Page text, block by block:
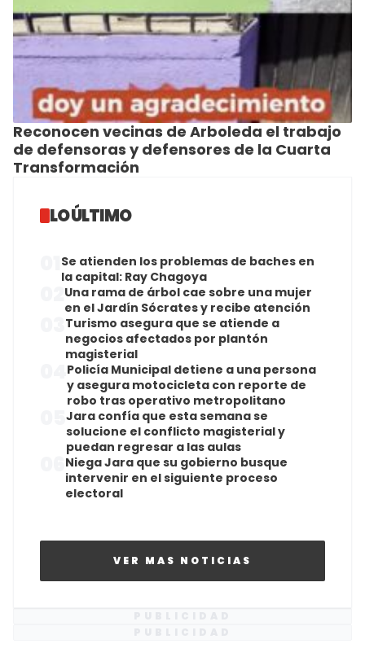
Reconocen vecinas de Arboleda el trabajo
de defensoras y defensores de la Cuarta
Transformación
LO ÚLTIMO
Se atienden los problemas de baches en
la capital: Ray Chagoya
Una rama de árbol cae sobre una mujer
en el Jardín Sócrates y recibe atención
Turismo asegura que se atiende a
negocios afectados por plantón
magisterial
Policía Municipal detiene a una persona
y asegura motocicleta con reporte de
robo tras operativo metropolitano
Jara confía que esta semana se
solucione el conflicto magisterial y
puedan regresar a las aulas
Niega Jara que su gobierno busque
intervenir en el siguiente proceso
electoral
VER MAS NOTICIAS